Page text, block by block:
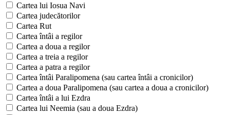
Cartea lui Iosua Navi
Cartea judecătorilor
Cartea Rut
Cartea întâi a regilor
Cartea a doua a regilor
Cartea a treia a regilor
Cartea a patra a regilor
Cartea întâi Paralipomena (sau cartea întâi a cronicilor)
Cartea a doua Paralipomena (sau cartea a doua a cronicilor)
Cartea întâi a lui Ezdra
Cartea lui Neemia (sau a doua Ezdra)